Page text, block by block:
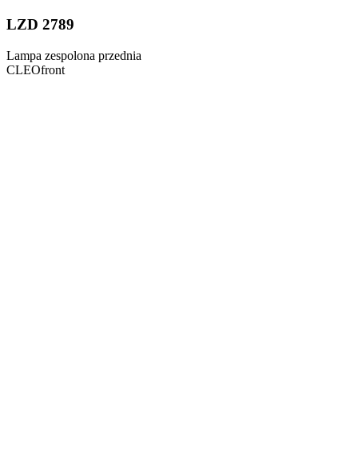
LZD 2789
Lampa zespolona przednia
CLEOfront